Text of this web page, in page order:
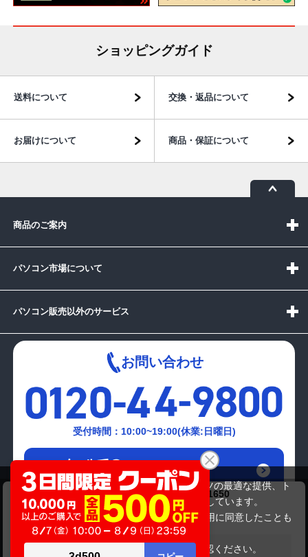
ASUS ROG Zephyrus G14 GA401QH-R7G1650
商品価格 152,900円
ショッピングガイド
送料について 交換・返品について
お届けについて 商品・保証について
商品のご案内
パソコン市場について
パソコン販売以外のサービス
お問い合わせ
受付時間：10:00~19:00(休業:日曜日)
メールでの
お問い合わせはこちら
当サイトでは利用体験の向上およびコンテンツの最適な提供、ト
ラフィックの分析を目的としてCookieを使用しています。
サイトの閲覧を継続された場合、Cookieの利用に同意したことも
のといたします。
をご確認ください。